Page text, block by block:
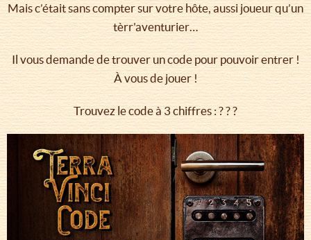
Mais c’était sans compter sur votre hôte, aussi joueur qu’un
tèrr'aventurier…
Il vous demande de trouver un code pour pouvoir entrer !
À vous de jouer !
Trouvez le code à 3 chiffres : ? ? ?